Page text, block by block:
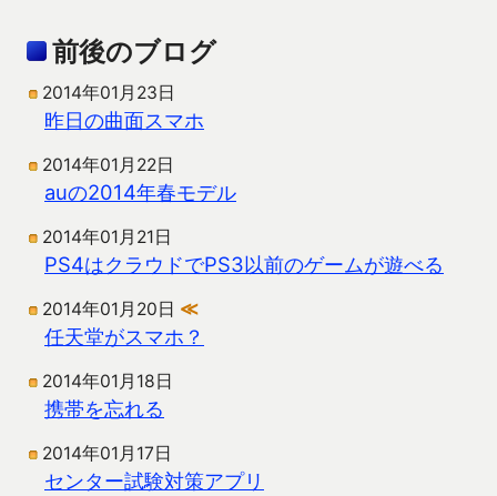
前後のブログ
2014年01月23日
昨日の曲面スマホ
2014年01月22日
auの2014年春モデル
2014年01月21日
PS4はクラウドでPS3以前のゲームが遊べる
2014年01月20日 ≪
任天堂がスマホ？
2014年01月18日
携帯を忘れる
2014年01月17日
センター試験対策アプリ